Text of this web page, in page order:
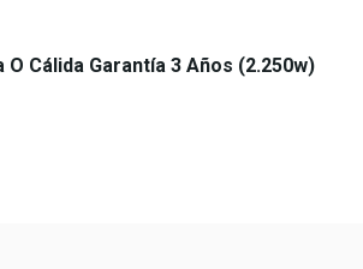
Cálida Garantía 3 Años (2.250w)